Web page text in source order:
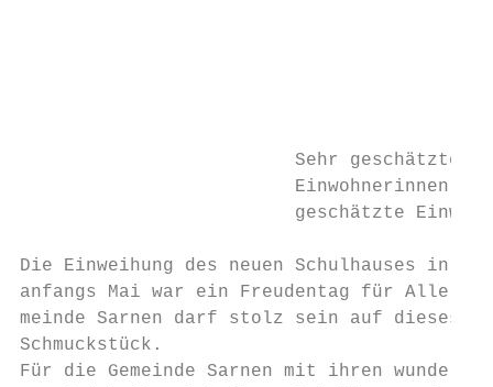
                         Sehr geschätzte
Einwohnerinnen,
geschätzte
Die Einweihung des neuen Schulhauses
anfangs Mai war ein Freudentag für Alle.
meinde Sarnen darf stolz sein auf dieses
Schmuckstück.
Für die Gemeinde Sarnen mit ihren